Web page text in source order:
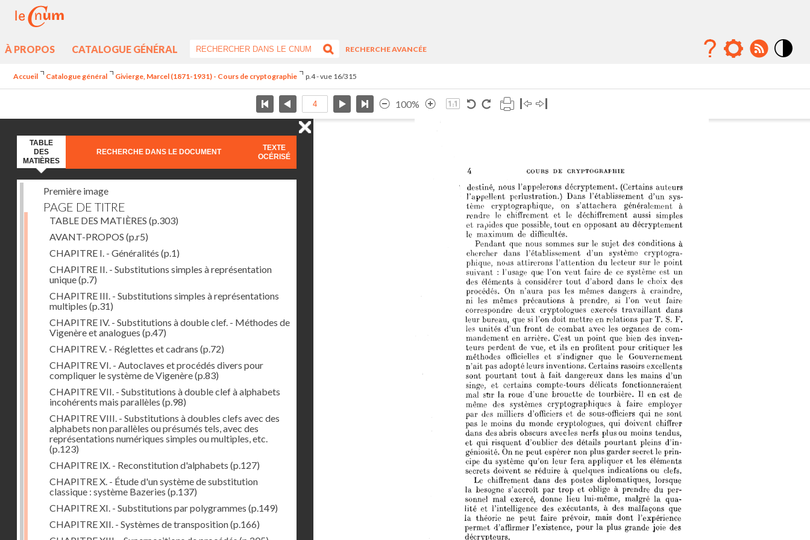
À PROPOS CATALOGUE GÉNÉRAL
RECHERCHE AVANCÉE
Accueil Catalogue général Givierge, Marcel (1871-1931) - Cours de cryptographie p.4 - vue 16/315
100%
TABLE
DES
MATIÈRES
RECHERCHE DANS LE DOCUMENT
TEXTE
OCÉRISÉ
Première image
PAGE DE TITRE
TABLE DES MATIÈRES (p.303)
AVANT-PROPOS (p.r5)
CHAPITRE I. - Généralités (p.1)
CHAPITRE II. - Substitutions simples à représentation
unique(p.7)
CHAPITRE III. - Substitutions simples à représentations
multiples (p.31)
CHAPITRE IV. - Substitutions à double clef. - Méthodes de
Vigenère et analogues (p.47)
CHAPITRE V. - Réglettes et cadrans (p.72)
CHAPITRE VI. - Autoclaves et procédés divers pour
compliquer le système de Vigenère(p.83)
CHAPITRE VII. - Substitutions à double clef à alphabets
incohérents mais parallèles (p.98)
CHAPITRE VIII. - Substitutions à doubles clefs avec des
alphabets non parallèles ou présumés tels, avec des
représentations numériques simples ou multiples, etc.
(p.123)
CHAPITRE IX. - Reconstitution d'alphabets (p.127)
CHAPITRE X. - Étude d'un système de substitution
classique : système Bazeries (p.137)
CHAPITRE XI. - Substitutions par polygrammes (p.149)
CHAPITRE XII. - Systèmes de transposition(p.166)